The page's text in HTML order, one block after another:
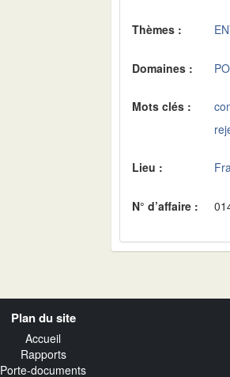
Thèmes :
Domaines :
Mots clés :
Lieu :
N° d’affaire :
Plan du site
Accueil
Rapports
Porte-documents